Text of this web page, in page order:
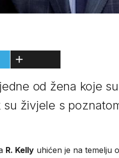
od žena koje
su živjele s
R. Kellyuhićen je na temelju